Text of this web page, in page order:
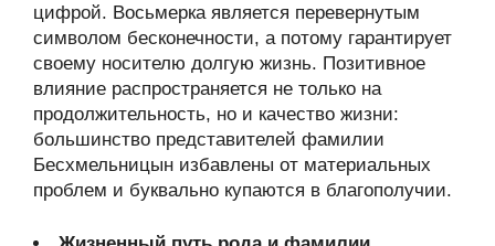
цифрой. Восьмерка является перевернутым
символом бесконечности, а потому гарантирует
своему носителю долгую жизнь. Позитивное
влияние распространяется не только на
продолжительность, но и качество жизни:
большинство представителей фамилии
Бесхмельницын избавлены от материальных
проблем и буквально купаются в благополучии.